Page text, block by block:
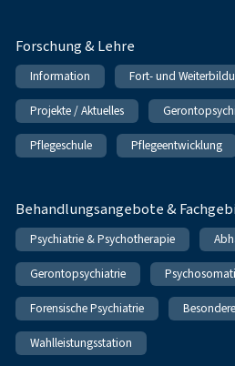
Forschung & Lehre
Information Fort- und
Projekte / Aktuelles
Pflegeschule Pflegeentwicklung
Behandlungsangebote &
Psychiatrie & Psychotherapie
Gerontopsychiatrie
Forensische Psychiatrie
Wahlleistungsstation